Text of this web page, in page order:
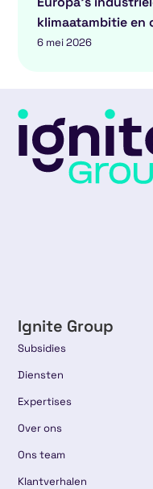
klimaatambitie en
6 mei 2026
Ignite Group
Subsidies
Diensten
Expertises
Over ons
Ons team
Klantverhalen